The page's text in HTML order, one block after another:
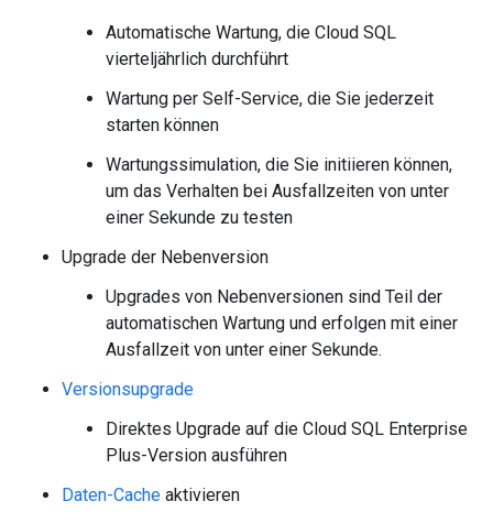
Automatische Wartung, die Cloud SQL
vierteljährlich durchführt
Wartung per Self-Service, die Sie jederzeit
starten können
Wartungssimulation, die Sie initiieren können,
um das Verhalten bei Ausfallzeiten von unter
einer Sekunde zu testen
Upgrade der Nebenversion
Upgrades von Nebenversionen sind Teil der
automatischen Wartung und erfolgen mit einer
Ausfallzeit von unter einer Sekunde.
Versionsupgrade
Direktes Upgrade auf die Cloud SQL Enterprise
Plus-Version ausführen
Daten-Cache aktivieren